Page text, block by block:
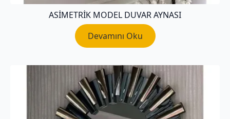
ASIMETRIK MODEL DUVAR AYNASI
Devamını Oku